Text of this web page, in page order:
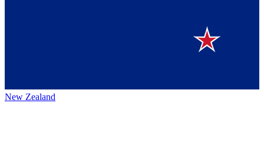
New Zealand